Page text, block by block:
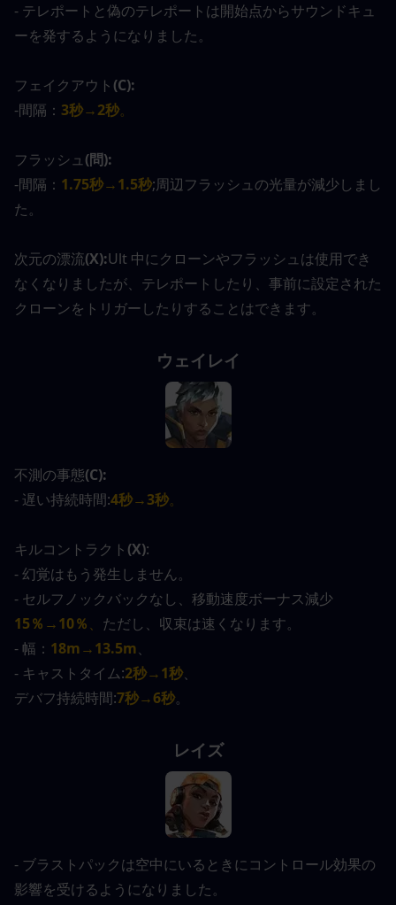
- テレポートと偽のテレポートは開始点からサウンドキュ
ーを発するようになりました。
フェイクアウト (C):
-間隔： 3秒→2秒。
フラッシュ(問):
-間隔： 1.75秒→1.5秒;周辺フラッシュの光量が減少しまし
た。
次元の漂流(X):Ult 中にクローンやフラッシュは使用でき
なくなりましたが、テレポートしたり、事前に設定された
クローンをトリガーしたりすることはできます。
ウェイレイ
不測の事態(C):
- 遅い持続時間:4秒→3秒。
キルコントラクト (X):
- 幻覚はもう発生しません。
- セルフノックバックなし、移動速度ボーナス減少
15％→10％、 ただし、収束は速くなります。
- 幅： 18m→13.5m、
- キャストタイム:2秒→1秒、
デバフ持続時間:7秒→6秒。
レイズ
- ブラストパックは空中にいるときにコントロール効果の
影響を受けるようになりました。